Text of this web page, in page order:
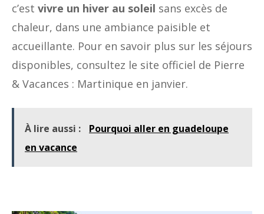
c’est vivre un hiver au soleil sans excès de
chaleur, dans une ambiance paisible et
accueillante. Pour en savoir plus sur les séjours
disponibles, consultez le site officiel de Pierre
& Vacances : Martinique en janvier.
À lire aussi :
Pourquoi aller en guadeloupe
en vacance